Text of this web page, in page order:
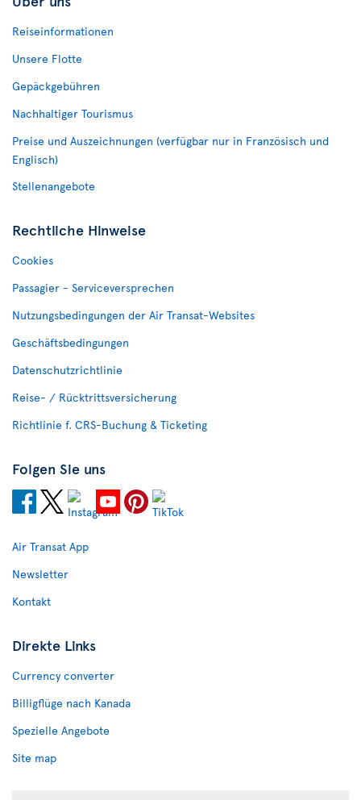
Reiseinformationen
Unsere Flotte
Gepäckgebühren
Nachhaltiger Tourismus
Preise und Auszeichnungen (verfügbar nur in Französisch und
Englisch)
Stellenangebote
Rechtliche Hinweise
Cookies
Passagier - Serviceversprechen
Nutzungsbedingungen der Air Transat-Websites
Geschäftsbedingungen
Datenschutzrichtlinie
Reise- / Rücktrittsversicherung
Richtlinie f. CRS-Buchung & Ticketing
Folgen Sie uns
Air Transat App
Newsletter
Kontakt
Direkte Links
Currency converter
Billigflüge nach Kanada
Spezielle Angebote
Site map